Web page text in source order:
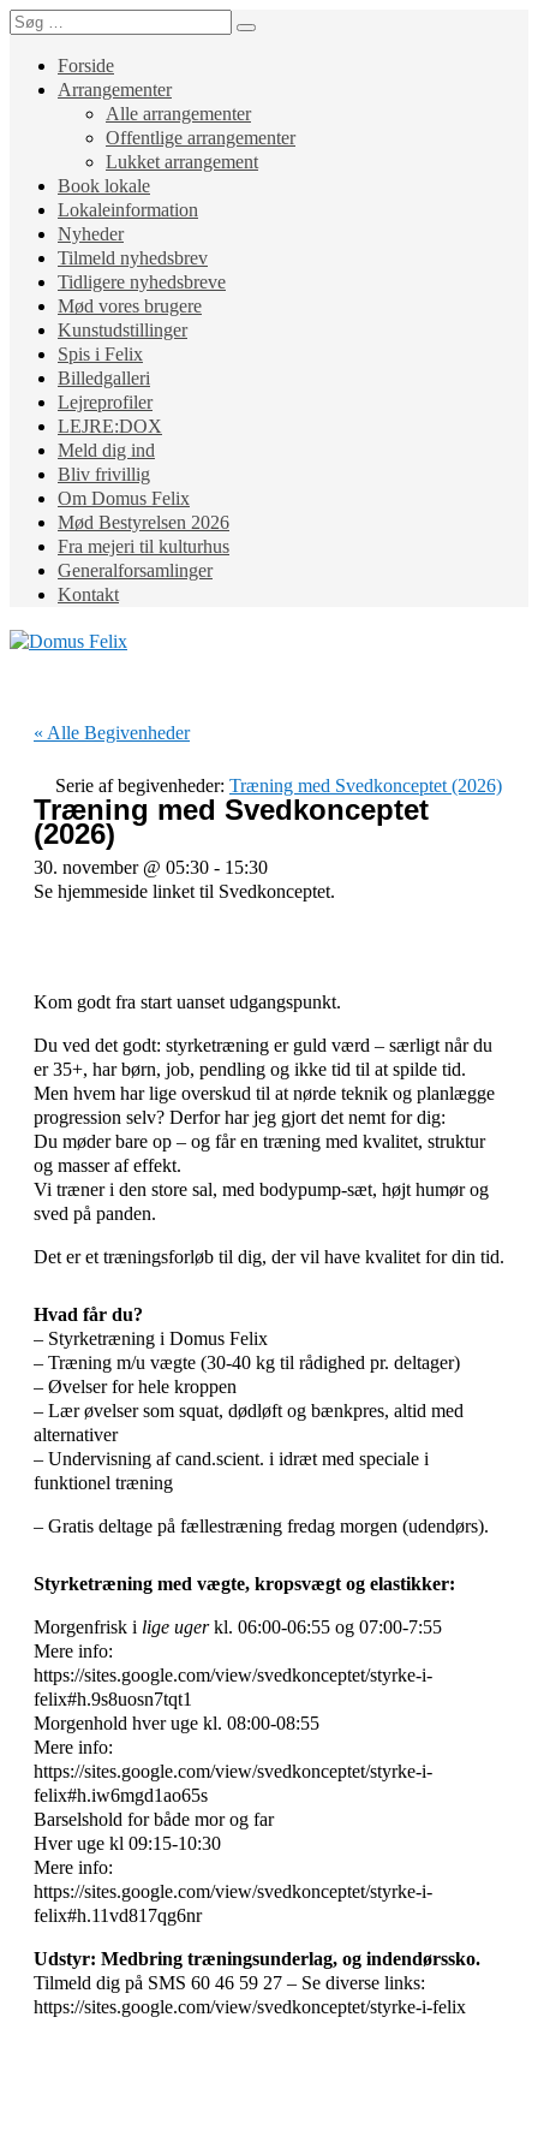
Forside
Arrangementer
Alle arrangementer
Offentlige arrangementer
Lukket arrangement
Book lokale
Lokaleinformation
Nyheder
Tilmeld nyhedsbrev
Tidligere nyhedsbreve
Mød vores brugere
Kunstudstillinger
Spis i Felix
Billedgalleri
Lejreprofiler
LEJRE:DOX
Meld dig ind
Bliv frivillig
Om Domus Felix
Mød Bestyrelsen 2026
Fra mejeri til kulturhus
Generalforsamlinger
Kontakt
« Alle Begivenheder
Serie af begivenheder: Træning med Svedkonceptet (2026)
Træning med Svedkonceptet
(2026)
30. november @ 05:30 - 15:30
Se hjemmeside linket til Svedkonceptet.
Kom godt fra start uanset udgangspunkt.
Du ved det godt: styrketræning er guld værd – særligt når du
er 35+, har børn, job, pendling og ikke tid til at spilde tid.
Men hvem har lige overskud til at nørde teknik og planlægge
progression selv? Derfor har jeg gjort det nemt for dig:
Du møder bare op – og får en træning med kvalitet, struktur
og masser af effekt.
Vi træner i den store sal, med bodypump-sæt, højt humør og
sved på panden.
Det er et træningsforløb til dig, der vil have kvalitet for din tid.
Hvad får du?
– Styrketræning i Domus Felix
– Træning m/u vægte (30-40 kg til rådighed pr. deltager)
– Øvelser for hele kroppen
– Lær øvelser som squat, dødløft og bænkpres, altid med
alternativer
– Undervisning af cand.scient. i idræt med speciale i
funktionel træning
– Gratis deltage på fællestræning fredag morgen (udendørs).
Styrketræning med vægte, kropsvægt og elastikker:
Morgenfrisk i lige ugerkl. 06:00-06:55 og 07:00-7:55
Mere info:
https://sites.google.com/view/svedkonceptet/styrke-i-
felix#h.9s8uosn7tqt1
Morgenhold hver uge kl. 08:00-08:55
Mere info:
https://sites.google.com/view/svedkonceptet/styrke-i-
felix#h.iw6mgd1ao65s
Barselshold for både mor og far
Hver uge kl 09:15-10:30
Mere info:
https://sites.google.com/view/svedkonceptet/styrke-i-
felix#h.11vd817qg6nr
Udstyr: Medbring træningsunderlag, og indendørssko.
Tilmeld dig på SMS 60 46 59 27 – Se diverse links:
https://sites.google.com/view/svedkonceptet/styrke-i-felix